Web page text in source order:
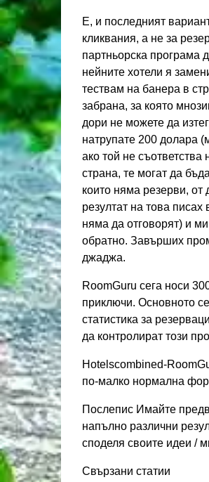
Е, и последният
кликвания, а не за
партньорска програма
нейните хотели я
тествам на банера в
забрана, за която
дори не можете да
натрупате 200 долара
ако той не
страна, те могат да
които няма резерви,
резултат на това
няма да отговорят) и
обратно. Завърших
джаджа.
RoomGuru сега носи
приключи. Основното
статистика за
да контролират този
Hotelscombined-
по-малко нормална
Послепис Имайте
напълно различни
споделя своите идеи /
Свързани статии